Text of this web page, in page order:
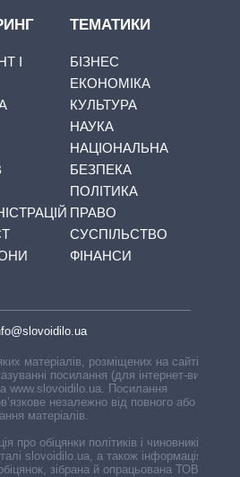
І
ТЕМАТИКИ
БІЗНЕС
ЕКОНОМІКА
КУЛЬТУРА
НАУКА
НАЦІОНАЛЬНА
БЕЗПЕКА
ПОЛІТИКА
ПРАВО
СУСПІЛЬСТВО
ФІНАНСИ
матеріалів, розміщених на сайті,
посилання (для інтернет-видань
www.slovoidilo.ua. Посилання
незалежно від повного або
матеріалів.
про обіцянки політиків і чиновників,
slovoidilo.ua, а також інформація про
зібрана й опрацьована ТОВ «ІА